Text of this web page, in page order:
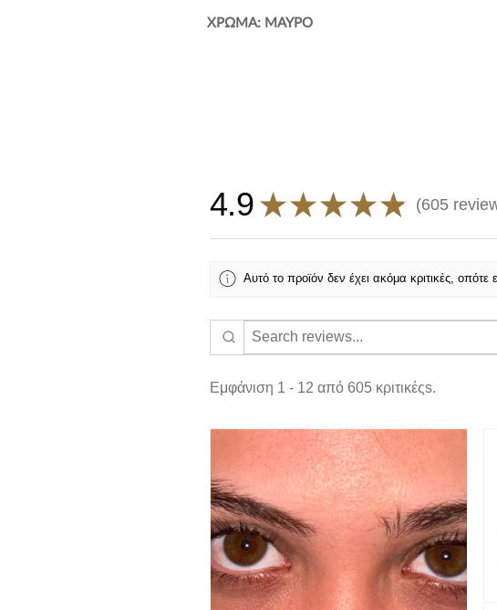
ΧΡΩΜΑ: ΜΑΥΡΟ
4.9★★★★★ 605reviews
605
Αυτό το προϊόν δεν έχει ακόμα κριτικές, οπότε
Εμφάνιση 1 - 12 από 605 κριτικέςs.